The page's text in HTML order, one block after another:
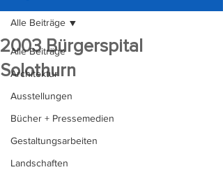
Alle Beiträge
Architektur
Ausstellungen
Bücher + Pressemedien
Gestaltungsarbeiten
Landschaften
Alle Beiträge
2003 Bürgerspital
Solothurn